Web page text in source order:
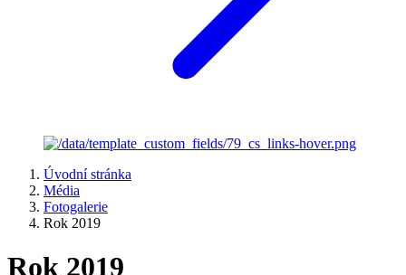
Úvodní stránka
Média
Fotogalerie
Rok 2019
Rok 2019